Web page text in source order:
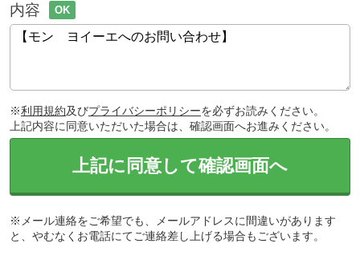
内容 OK
※利用規約及びプライバシーポリシーを必ずお読みください。
上記内容に同意いただいた場合は、確認画面へお進みください。
上記に同意して確認画面へ
※メール連絡をご希望でも、メールアドレスに間違いがあります
と、やむなくお電話にてご連絡差し上げる場合もございます。